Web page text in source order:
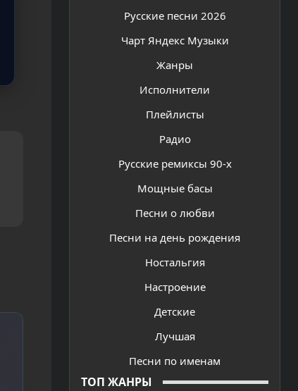
Русские песни 2026
Чарт Яндекс Музыки
Жанры
Исполнители
Плейлисты
Радио
Русские ремиксы 90-х
Мощные басы
Песни о любви
Песни на день рождения
Ностальгия
Настроение
Детские
Лучшая
Песни по именам
ТОП ЖАНРЫ